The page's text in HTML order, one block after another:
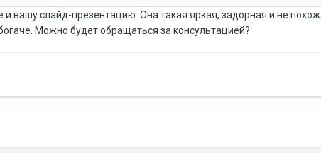
и вашу слайд-презентацию. Она такая яркая, задорная и не
Можно будет обращаться за консультацией?